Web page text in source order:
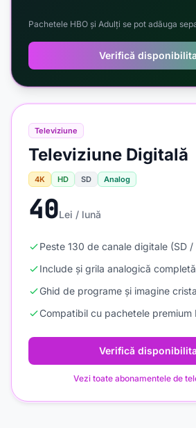
Televiziune
Televiziune Digitală
4K HD SD Analog
40Lei / lună
Peste 130 de canale digitale (SD /
Include și grila analogică completă
Ghid de programe și imagine
Compatibil cu pachetele premium
Verifică
Vezi toate abonamentele de
Pachetele HBO și Adulți se pot adăuga
Verifică